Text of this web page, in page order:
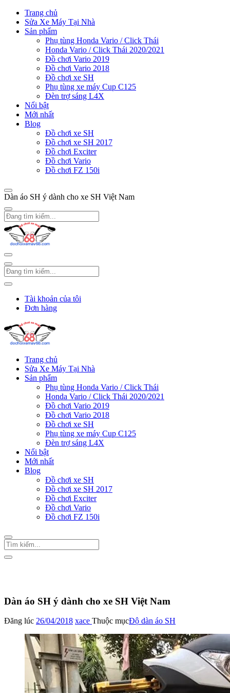
Trang chủ
Sửa Xe Máy Tại Nhà
Sản phẩm
Phụ tùng Honda Vario / Click Thái
Honda Vario / Click Thái 2020/2021
Đồ chơi Vario 2019
Đồ chơi Vario 2018
Đồ chơi xe SH
Phụ tùng xe máy Cup C125
Đèn trợ sáng L4X
Nổi bật
Mới nhất
Blog
Đồ chơi xe SH
Đồ chơi xe SH 2017
Đồ chơi Exciter
Đồ chơi Vario
Đồ chơi FZ 150i
Dàn áo SH ý dành cho xe SH Việt Nam
Tài khoản của tôi
Đơn hàng
Trang chủ
Sửa Xe Máy Tại Nhà
Sản phẩm
Phụ tùng Honda Vario / Click Thái
Honda Vario / Click Thái 2020/2021
Đồ chơi Vario 2019
Đồ chơi Vario 2018
Đồ chơi xe SH
Phụ tùng xe máy Cup C125
Đèn trợ sáng L4X
Nổi bật
Mới nhất
Blog
Đồ chơi xe SH
Đồ chơi xe SH 2017
Đồ chơi Exciter
Đồ chơi Vario
Đồ chơi FZ 150i
Dàn áo SH ý dành cho xe SH Việt Nam
Đăng lúc 26/04/2018 xace Thuộc mụcĐộ dàn áo SH